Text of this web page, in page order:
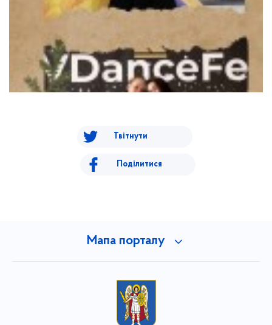
Твітнути
Поділитися
Мапа порталу